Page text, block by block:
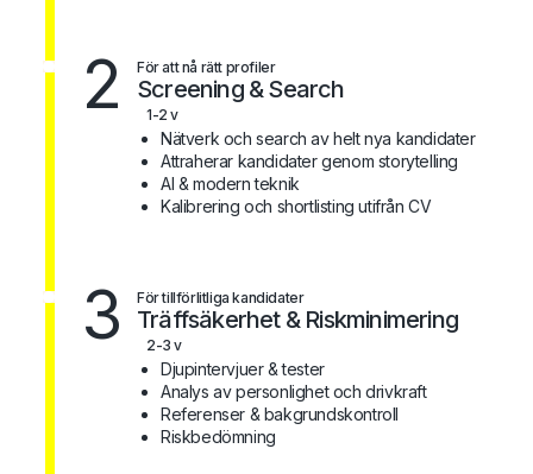
2 För att nå rätt profiler
Screening & Search
1-2 v
Nätverk och search av helt nya kandidater
Attraherar kandidater genom storytelling
AI & modern teknik
Kalibrering och shortlisting utifrån CV
3 För tillförlitliga kandidater
Träffsäkerhet & Riskminimering
2-3 v
Djupintervjuer & tester
Analys av personlighet och drivkraft
Referenser & bakgrundskontroll
Riskbedömning